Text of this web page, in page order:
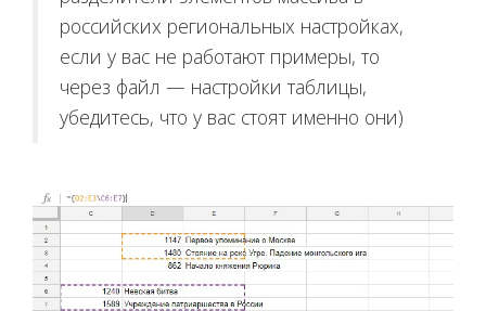
российских региональных настройках,
если у вас не работают примеры, то
через файл — настройки таблицы,
убедитесь, что у вас стоят именно они)